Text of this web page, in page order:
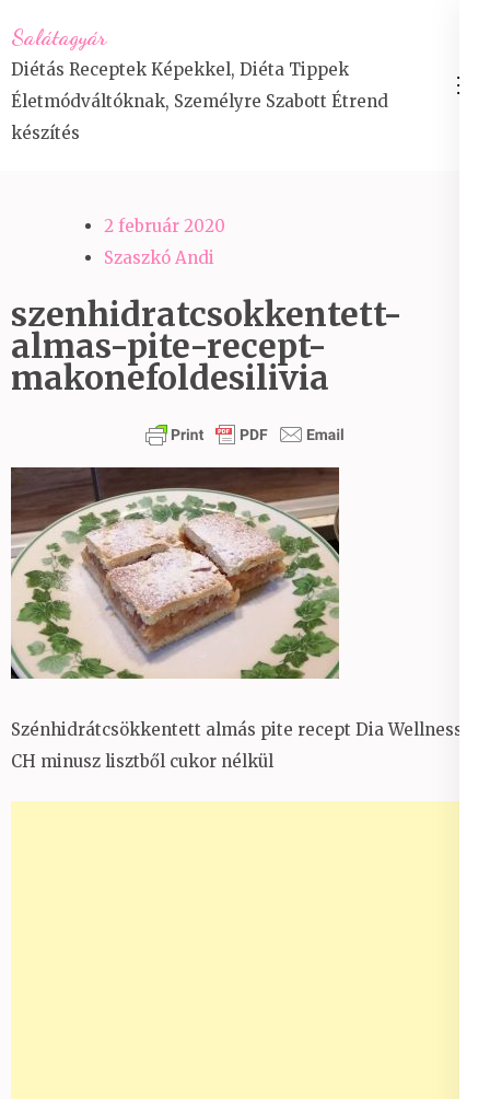
to
content
(Press
Enter)
Salátagyár
Diétás Receptek Képekkel, Diéta Tippek
Életmódváltóknak, Személyre Szabott Étrend
készítés
2 február 2020
Szaszkó Andi
szenhidratcsokkentett-
almas-pite-recept-
makonefoldesilivia
Szénhidrátcsökkentett almás pite recept Dia Wellness
CH minusz lisztből cukor nélkül